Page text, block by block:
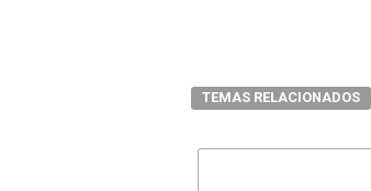
TEMAS RELACIONADOS